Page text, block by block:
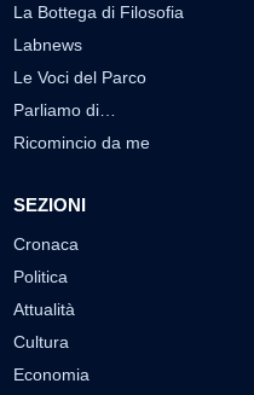
La Bottega di Filosofia
Labnews
Le Voci del Parco
Parliamo di…
Ricomincio da me
SEZIONI
Cronaca
Politica
Attualità
Cultura
Economia